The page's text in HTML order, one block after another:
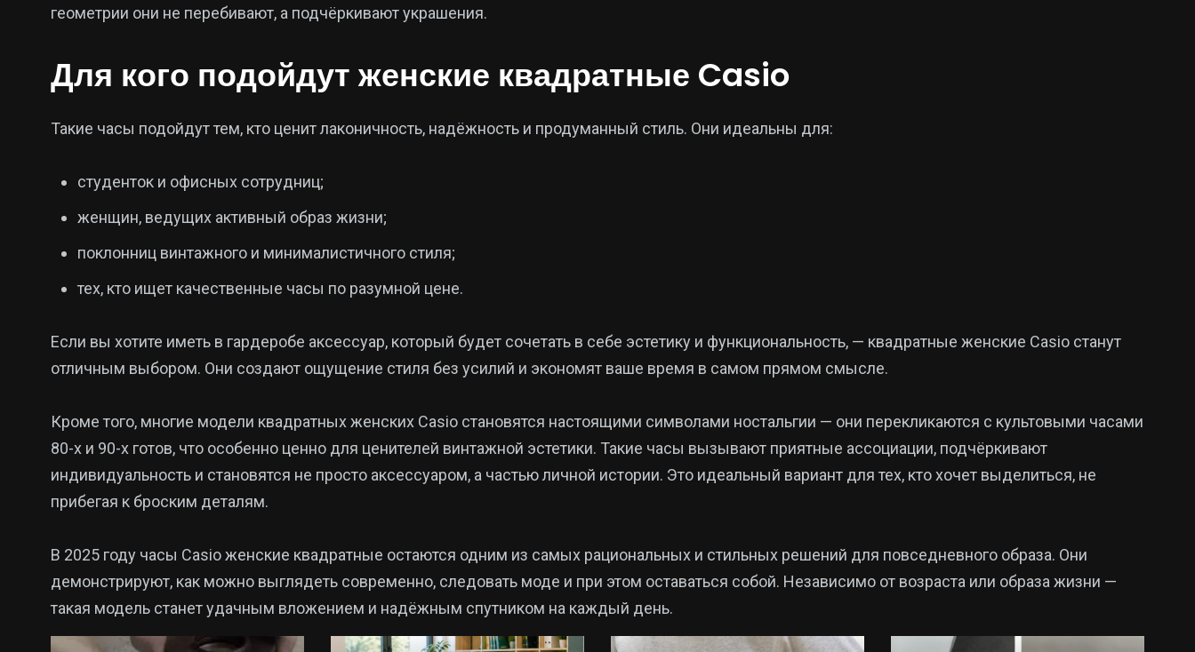
геометрии они не перебивают, а подчёркивают украшения.
Для кого подойдут женские квадратные Casio
Такие часы подойдут тем, кто ценит лаконичность, надёжность и продуманный стиль. Они идеальны для:
студенток и офисных сотрудниц;
женщин, ведущих активный образ жизни;
поклонниц винтажного и минималистичного стиля;
тех, кто ищет качественные часы по разумной цене.
Если вы хотите иметь в гардеробе аксессуар, который будет сочетать в себе эстетику и функциональность, — квадратные женские Casio станут
отличным выбором. Они создают ощущение стиля без усилий и экономят ваше время в самом прямом смысле.
Кроме того, многие модели квадратных женских Casio становятся настоящими символами ностальгии — они перекликаются с культовыми часами
80-х и 90-х готов, что особенно ценно для ценителей винтажной эстетики. Такие часы вызывают приятные ассоциации, подчёркивают
индивидуальность и становятся не просто аксессуаром, а частью личной истории. Это идеальный вариант для тех, кто хочет выделиться, не
прибегая к броским деталям.
В 2025 году часы Casio женские квадратные остаются одним из самых рациональных и стильных решений для повседневного образа. Они
демонстрируют, как можно выглядеть современно, следовать моде и при этом оставаться собой. Независимо от возраста или образа жизни —
такая модель станет удачным вложением и надёжным спутником на каждый день.